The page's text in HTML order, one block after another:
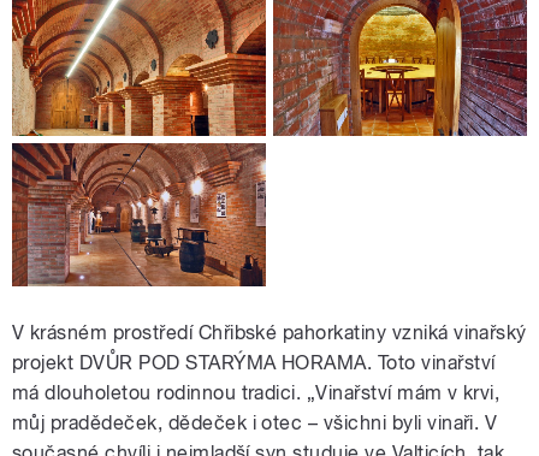
V krásném prostředí Chřibské pahorkatiny vzniká vinařský
projekt DVŮR POD STARÝMA HORAMA. Toto vinařství
má dlouholetou rodinnou tradici. „Vinařství mám v krvi,
můj pradědeček, dědeček i otec – všichni byli vinaři. V